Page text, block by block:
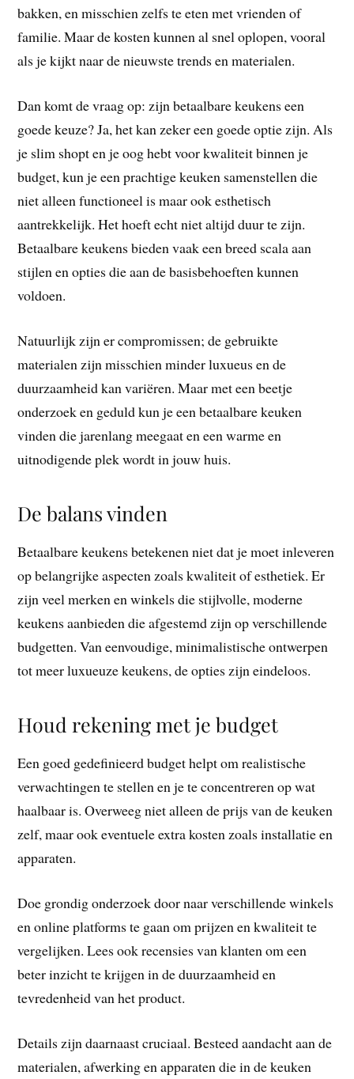
bakken, en misschien zelfs te eten met vrienden of
familie. Maar de kosten kunnen al snel oplopen, vooral
als je kijkt naar de nieuwste trends en materialen.
Dan komt de vraag op: zijn betaalbare keukens een
goede keuze? Ja, het kan zeker een goede optie zijn. Als
je slim shopt en je oog hebt voor kwaliteit binnen je
budget, kun je een prachtige keuken samenstellen die
niet alleen functioneel is maar ook esthetisch
aantrekkelijk. Het hoeft echt niet altijd duur te zijn.
Betaalbare keukens bieden vaak een breed scala aan
stijlen en opties die aan de basisbehoeften kunnen
voldoen.
Natuurlijk zijn er compromissen; de gebruikte
materialen zijn misschien minder luxueus en de
duurzaamheid kan variëren. Maar met een beetje
onderzoek en geduld kun je een betaalbare keuken
vinden die jarenlang meegaat en een warme en
uitnodigende plek wordt in jouw huis.
De balans vinden
Betaalbare keukens betekenen niet dat je moet inleveren
op belangrijke aspecten zoals kwaliteit of esthetiek. Er
zijn veel merken en winkels die stijlvolle, moderne
keukens aanbieden die afgestemd zijn op verschillende
budgetten. Van eenvoudige, minimalistische ontwerpen
tot meer luxueuze keukens, de opties zijn eindeloos.
Houd rekening met je budget
Een goed gedefinieerd budget helpt om realistische
verwachtingen te stellen en je te concentreren op wat
haalbaar is. Overweeg niet alleen de prijs van de keuken
zelf, maar ook eventuele extra kosten zoals installatie en
apparaten.
Doe grondig onderzoek door naar verschillende winkels
en online platforms te gaan om prijzen en kwaliteit te
vergelijken. Lees ook recensies van klanten om een
beter inzicht te krijgen in de duurzaamheid en
tevredenheid van het product.
Details zijn daarnaast cruciaal. Besteed aandacht aan de
materialen, afwerking en apparaten die in de keuken